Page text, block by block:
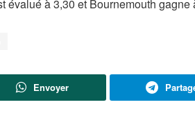
à 3,30 et Bournemouth gagne
Envoyer